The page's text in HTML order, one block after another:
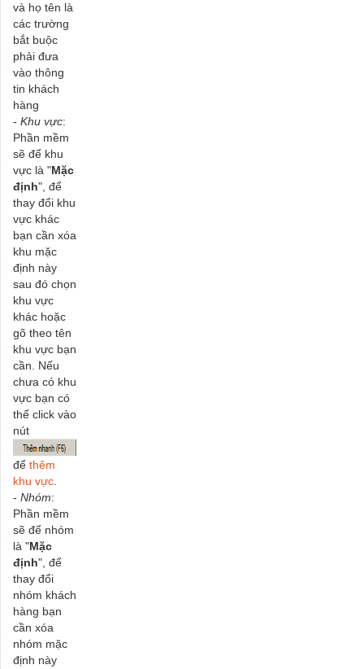
và họ tên là
các trường
bắt buộc
phải đưa
vào thông
tin khách
hàng
- Khu vực:
Phần mềm
sẽ để khu
vực là "Mặc
định", để
thay đổi khu
vực khác
bạn cần xóa
khu mặc
định này
sau đó chọn
khu vực
khác hoặc
gõ theo tên
khu vực bạn
cần. Nếu
chưa có khu
vực bạn có
thể click vào
nút
để thêm
khu vực.
- Nhóm:
Phần mềm
sẽ để nhóm
là "Mặc
định", để
thay đổi
nhóm khách
hàng bạn
cần xóa
nhóm mặc
định này